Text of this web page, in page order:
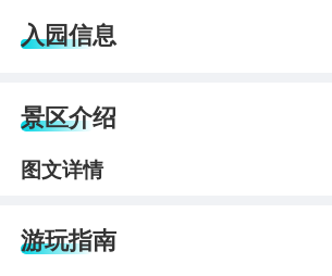
入园信息
景区介绍
图文详情
游玩指南